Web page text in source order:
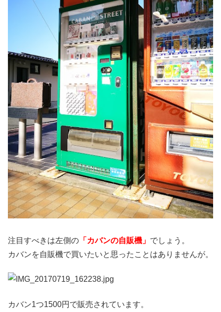
注目すべきは左側の 「カバンの自販機」 でしょう。
カバンを自販機で買いたいと思ったことはありませんが。
カバン1つ1500円で販売されています。